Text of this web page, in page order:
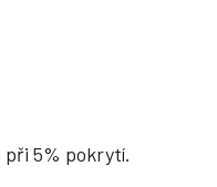
5% pokrytí.